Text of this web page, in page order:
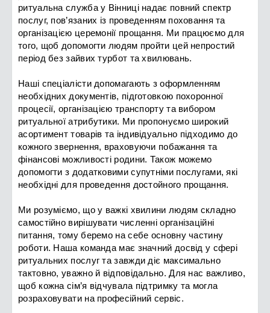
ритуальна служба у Вінниці надає повний спектр
послуг, пов’язаних із проведенням поховання та
організацією церемонії прощання. Ми працюємо для
того, щоб допомогти людям пройти цей непростий
період без зайвих турбот та хвилювань.
Наші спеціалісти допомагають з оформленням
необхідних документів, підготовкою похоронної
процесії, організацією транспорту та вибором
ритуальної атрибутики. Ми пропонуємо широкий
асортимент товарів та індивідуально підходимо до
кожного звернення, враховуючи побажання та
фінансові можливості родини. Також можемо
допомогти з додатковими супутніми послугами, які
необхідні для проведення достойного прощання.
Ми розуміємо, що у важкі хвилини людям складно
самостійно вирішувати численні організаційні
питання, тому беремо на себе основну частину
роботи. Наша команда має значний досвід у сфері
ритуальних послуг та завжди діє максимально
тактовно, уважно й відповідально. Для нас важливо,
щоб кожна сім’я відчувала підтримку та могла
розраховувати на професійний сервіс.